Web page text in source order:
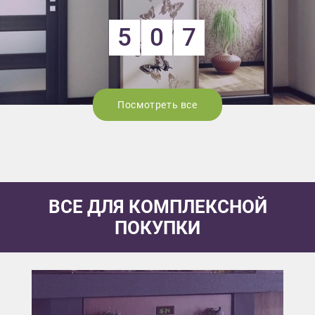
5 0 7
Посмотреть все
ВСЕ ДЛЯ КОМПЛЕКСНОЙ
ПОКУПКИ